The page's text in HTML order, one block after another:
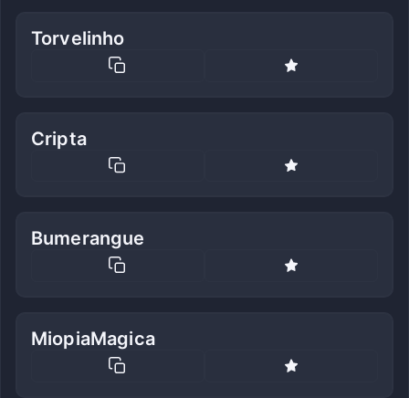
Torvelinho
Cripta
Bumerangue
MiopiaMagica